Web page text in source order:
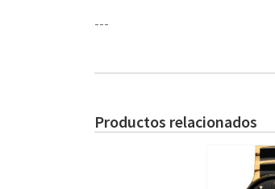
---
Productos relacionados